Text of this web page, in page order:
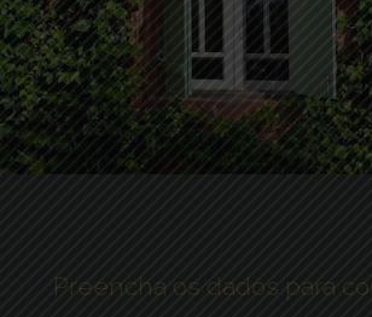
Preencha os dados para